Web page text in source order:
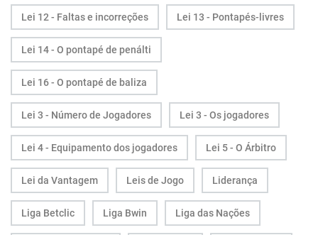
Lei 12 - Faltas e incorreções Lei 13 - Pontapés-livres
Lei 14 - O pontapé de penálti
Lei 16 - O pontapé de baliza
Lei 3 - Número de Jogadores Lei 3 - Os jogadores
Lei 4 - Equipamento dos jogadores Lei 5 - O Árbitro
Lei da Vantagem Leis de Jogo Liderança
Liga Betclic Liga Bwin Liga das Nações